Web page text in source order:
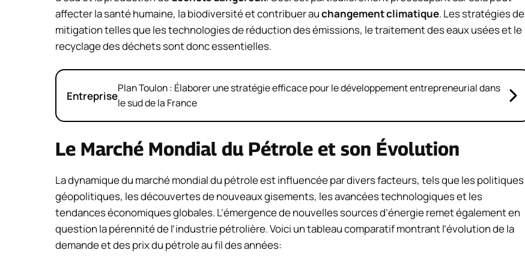
affecter la santé humaine, la biodiversité et contribuer auchangement climatique. Les stratégies de
mitigation telles que les technologies de réduction des émissions, le traitement des eaux usées et le
recyclage des déchets sont donc essentielles.
Entreprise
Plan Toulon : Élaborer une stratégie efficace pour le développement entrepreneurial dans
le sud de la France
Le Marché Mondial du Pétrole et son Évolution
La dynamique du marché mondial du pétrole est influencée par divers facteurs, tels que les politiques
géopolitiques, les découvertes de nouveaux gisements, les avancées technologiques et les
tendances économiques globales. L’émergence de nouvelles sources d’énergie remet également en
question la pérennité de l’industrie pétrolière. Voici un tableau comparatif montrant l’évolution de la
demande et des prix du pétrole au fil des années: